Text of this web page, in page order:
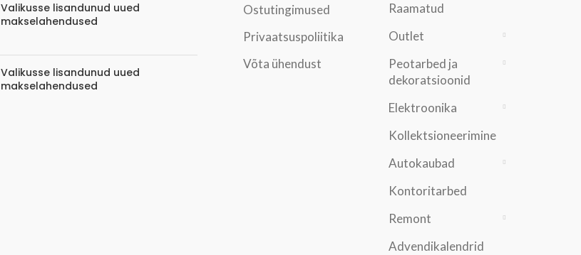
Valikusse lisandunud uued
makselahendused
Valikusse lisandunud uued
makselahendused
Ostutingimused
Privaatsuspoliitika
Võta ühendust
Raamatud
Outlet
Peotarbed ja
dekoratsioonid
Elektroonika
Kollektsioneerimine
Autokaubad
Kontoritarbed
Remont
Advendikalendrid